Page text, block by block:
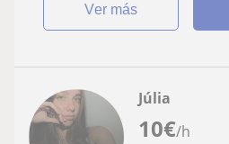
ver más
10€/h
Júlia